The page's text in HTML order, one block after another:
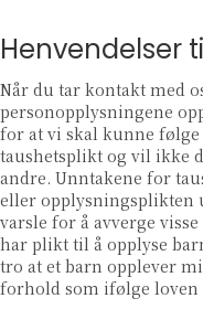
Henvendelser
Når du tar kontakt med
personopplysningene
for at vi skal kunne
taushetsplikt og vil ikke
andre. Unntakene for
eller opplysningsplikten
varsle for å avverge
har plikt til å opplyse
tro at et barn opplever
forhold som ifølge